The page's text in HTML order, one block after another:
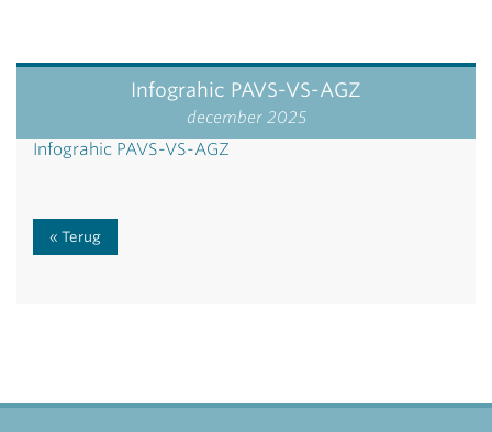
Infograhic PAVS-VS-AGZ
december 2025
Infograhic PAVS-VS-AGZ
Terug